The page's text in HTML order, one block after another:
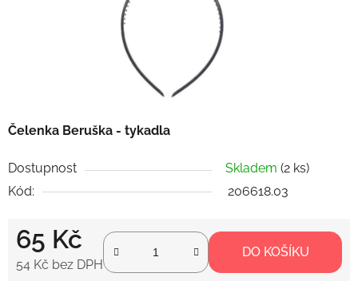
Čelenka Beruška - tykadla
Dostupnost Skladem (2 ks)
Kód:
206618.03
65 Kč
54 Kč bez DPH
DO KOŠÍKU